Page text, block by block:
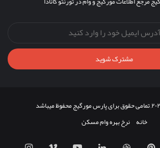
خانه نرخ بهره وام مسکن